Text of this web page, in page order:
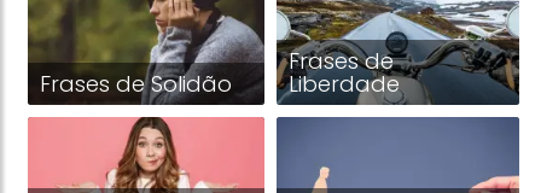
Frases de Solidão
Frases de
Liberdade